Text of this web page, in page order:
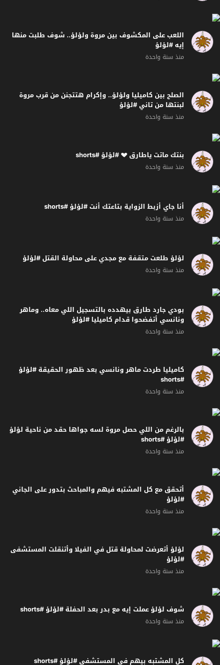
اللعب على المكشوف بين مروة ولؤلؤ.. شوف طلبت منها
إيه #لؤلؤ
منذ سنة واحدة
الصلح بين كاميليا ولؤلؤ.. وإكرام هتتجنن من قرب مروة
لبنتها من تاني #لؤلؤ
منذ سنة واحدة
بنتك ماتت ياطارق 💔 #لؤلؤ #shorts
منذ سنة واحدة
أنا جاي أزبط الزواية بتاعتك أنت #لؤلؤ #shorts
منذ سنة واحدة
لؤلؤ طلعت متقفة مع مجدي على محاولة القتل #لؤلؤ
منذ سنة واحدة
بودي جارد طارق بيهدده بالتسجيل اللي معاه.. وماهر
ونانسي أتفضحوا قدام كاميليا #لؤلؤ
منذ سنة واحدة
كاميليا طردت ماهر ونانسي بعد ظهور الحقيقة #لؤلؤ
#shorts
منذ سنة واحدة
بالرغم من اللي حصل مروة لسه جواها حقد من ناحية لؤلؤ
#لؤلؤ #shorts
منذ سنة واحدة
أتحقق مع كل المشتبه فيهم والمباحث بتدور على الجاني
#لؤلؤ
منذ سنة واحدة
لؤلؤ أتعرضت لمحاولة قتل في الفيلا وأتنقلت المستشفى
#لؤلؤ
منذ سنة واحدة
شوف لؤلؤ عملت إيه مع بدر بعد الحفلة #لؤلؤ #shorts
منذ سنة واحدة
كل المشتبه بيهم في المستشفى #لؤلؤ #shorts